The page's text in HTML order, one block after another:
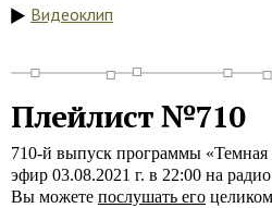
Видеоклип
Плейлист №710
710-й выпуск программы
эфир 03.08.2021 г. в 22:00 на
Вы можете послушать его